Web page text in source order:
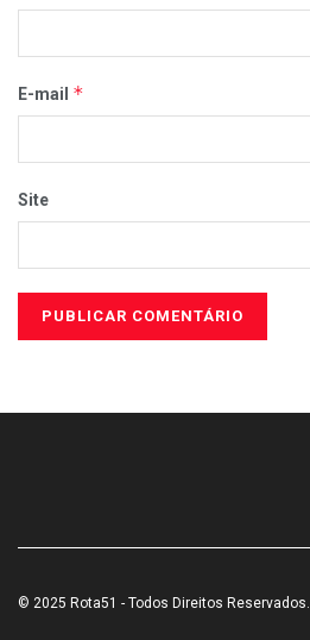
E-mail *
Site
© 2025 Rota51 - Todos Direitos Reservados.